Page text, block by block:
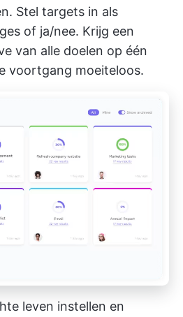
Stel targets in als
of ja/nee. Krijg een
van alle doelen op één
voortgang moeiteloos.
leven instellen en